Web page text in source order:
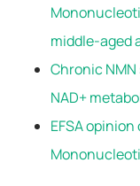
middle-aged
Chronic
NAD+
EFSA